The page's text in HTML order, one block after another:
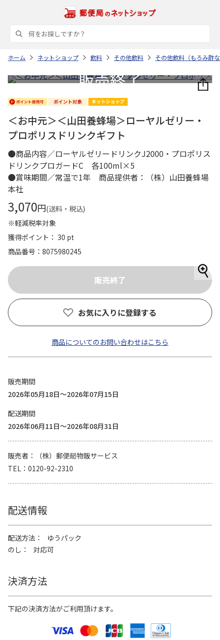
ホーム ネットショップ 飲料 その他飲料 その他飲料（もろみ酢
＜お中元＞＜山田養蜂場＞ローヤルゼリー・
プロポリスドリンクギフト
●商品内容／ローヤルゼリードリンクJ2000・プロポリス
ドリンクプロガードC 各100ml×5
●賞味期間／常温で1年 商品提供者：（株）山田養蜂場
本社
3,070円(送料・税込)
※軽減税率対象
獲得ポイント： 30 pt
商品番号
8075980245
お気に入りに登録する
商品についてのお問い合わせはこちら
販売期間
2026年05月18日～2026年07月15日
配送期間
2026年06月11日～2026年08月31日
販売者
（株）郵便局物販サービス
TEL
0120-92-2310
配送情報
配送方法
ゆうパック
のし
対応可
決済方法
下記の決済方法がご利用頂けます。